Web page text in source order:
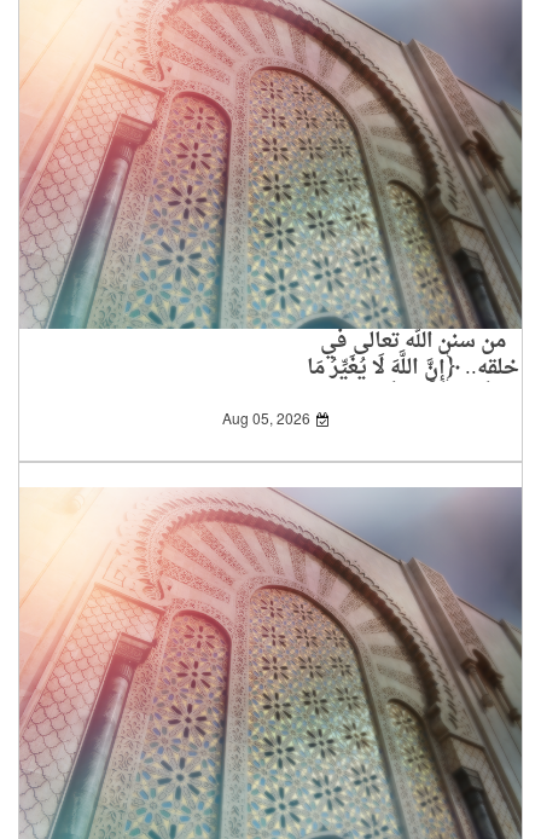
من سنن الله تعالى في
خلقه.. ﴿إِنَّ اللَّهَ لَا يُغَيِّرُ مَا
بِقَوْمٍ حَتَّى يُغَيِّرُوا مَا
Aug 05, 2026